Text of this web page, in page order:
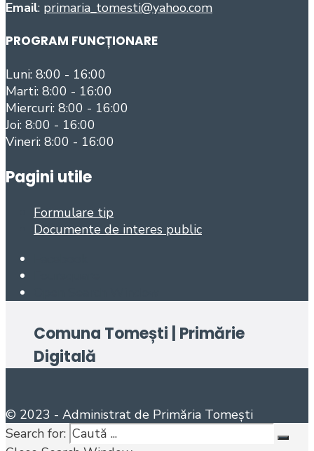
Email: primaria_tomesti@yahoo.com
PROGRAM FUNCȚIONARE
Luni: 8:00 - 16:00
Marti: 8:00 - 16:00
Miercuri: 8:00 - 16:00
Joi: 8:00 - 16:00
Vineri: 8:00 - 16:00
Pagini utile
Formulare tip
Documente de interes public
Comuna Tomești | Primărie
Digitală
© 2023 - Administrat de Primăria Tomești
Search for: